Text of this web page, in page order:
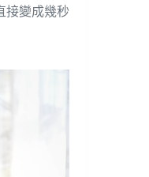
接變成幾秒